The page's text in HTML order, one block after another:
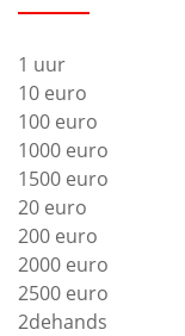
1 uur
10 euro
100 euro
1000 euro
1500 euro
20 euro
200 euro
2000 euro
2500 euro
2dehands